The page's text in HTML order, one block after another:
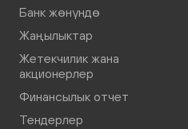
Банк жөнүндө
Жаңылыктар
Жетекчилик жана
акционерлер
Финансылык отчет
Тендерлер